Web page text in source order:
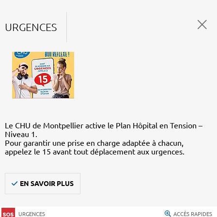
URGENCES
Le CHU de Montpellier active le Plan Hôpital en Tension –
Niveau 1.
Pour garantir une prise en charge adaptée à chacun,
appelez le 15 avant tout déplacement aux urgences.
EN SAVOIR PLUS
URGENCES ACCÈS RAPIDES